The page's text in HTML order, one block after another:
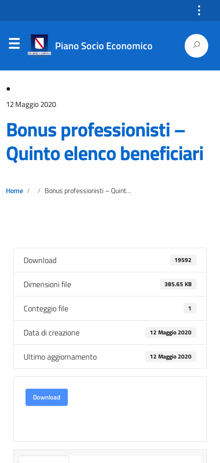
⋮
Piano Socio Economico
●
12 Maggio 2020
Bonus professionisti –
Quinto elenco beneficiari
Home Bonus professionisti – Quinto elenco beneficiari
Download 19592
Dimensioni file 385.65 KB
Conteggio file 1
Data di creazione 12 Maggio 2020
Ultimo aggiornamento 12 Maggio 2020
Download